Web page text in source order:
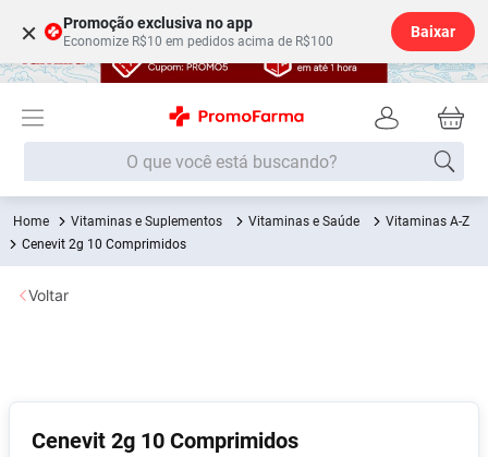
× Promoção exclusiva no app
Economize R$10 em pedidos acima de R$100
Baixar
O que você está buscando?
Vitaminas e Suplementos Vitaminas e Saúde
Vitaminas A-Z
Cenevit 2g 10 Comprimidos
Cenevit 2g 10 Comprimidos
Voltar
Termos mais buscados
1º Fralda
2
6º Shampoo